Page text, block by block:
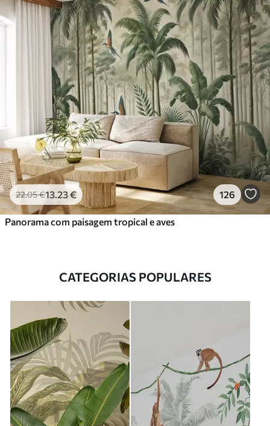
22.05€13 .23€ 126
Panorama com paisagem tropical e aves
CATEGORIAS POPULARES